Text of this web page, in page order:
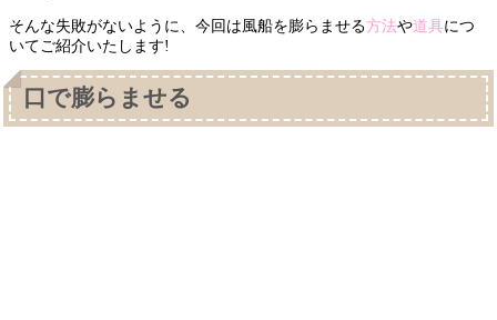
そんな失敗がないように、今回は風船を膨らませる方法や道具につ
いてご紹介いたします!
口で膨らませる